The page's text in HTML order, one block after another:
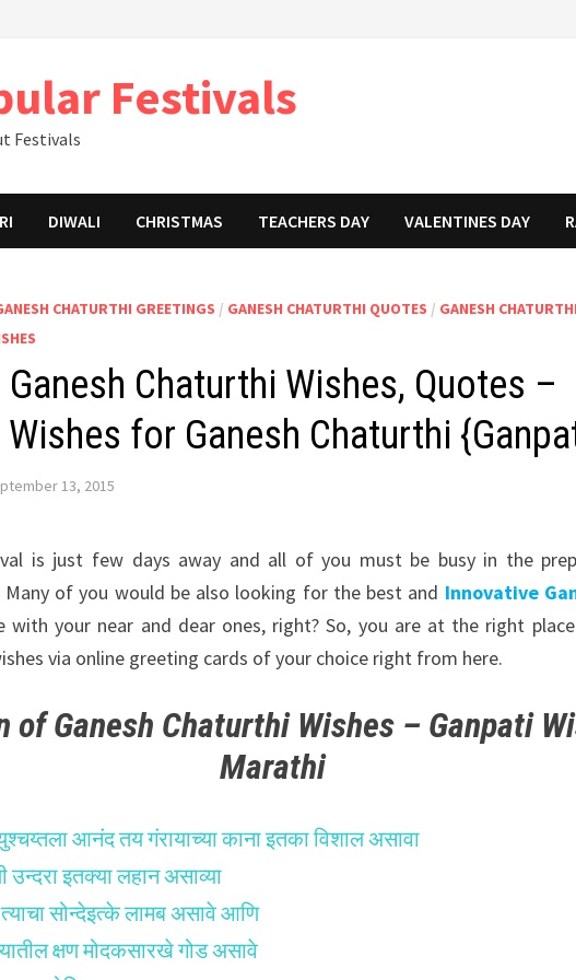
Festivals
Festivals
DIWALI CHRISTMAS TEACHERS DAY VALENTINES DAY
CHATURTHI GREETINGS / GANESH CHATURTHI QUOTES / GANESH
Chaturthi Wishes, Quotes –
for Ganesh Chaturthi
13, 2015
is just few days away and all of you must be busy in the
Many of you would be also looking for the best and Innovative
with your near and dear ones, right? So, you are at the right
via online greeting cards of your choice right from here.
of Ganesh Chaturthi Wishes – Ganpati
Marathi
आनंद तय गंरायाच्या काना इतका विशाल असावा
इतक्या लहान असाव्या
सोन्देइत्के लामब असावे आणि
क्षण मोदकसारखे गोड असावे